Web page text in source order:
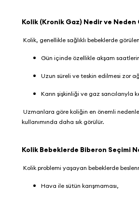
Kolik (Kronik Gaz) Nedir ve Neden
Kolik, genellikle sağlıklı bebeklerde
Gün içinde özellikle akşam
Uzun süreli ve teskin edilmesi zor
Karın şişkinliği ve gaz sancılarıyla
Uzmanlara göre koliğin en önemli
kullanımında daha sık görülür.
Kolik Bebeklerde Biberon Seçimi
Kolik problemi yaşayan bebeklerde
Hava ile sütün karışmaması,